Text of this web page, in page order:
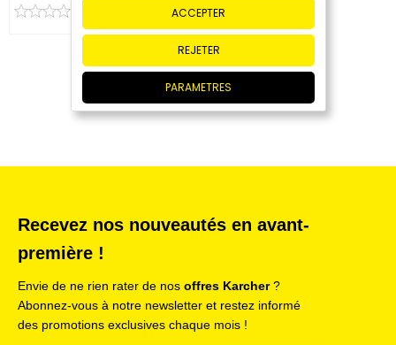
Recevez nos nouveautés en avant-
première !
Envie de ne rien rater de nos offres Karcher?
Abonnez-vous à notre newsletter et restez informé
des promotions exclusives chaque mois !
ACCEPTER
REJETER
PARAMETRES